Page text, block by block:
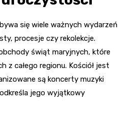
się wiele ważnych wydarzeń
procesje czy rekolekcje.
świąt maryjnych, które
z całego regionu. Kościół jest
są koncerty muzyki
jego wyjątkowy